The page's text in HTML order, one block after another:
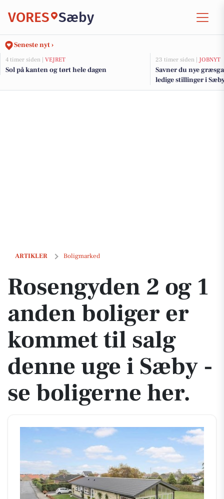
VORES Sæby
Seneste nyt ›
4 timer siden | VEJRET
Sol på kanten og tørt hele dagen
23 timer siden | JOBNYT
Savner du nye
ledige stillinger i
ARTIKLER Boligmarked
Rosengyden 2 og 1 anden boliger er kommet til salg denne uge i
Rosengyden 2 og 1
anden boliger er
kommet til salg
denne uge i Sæby -
se boligerne her.